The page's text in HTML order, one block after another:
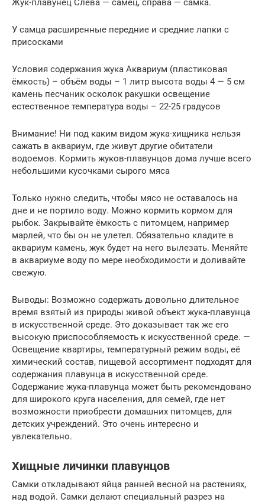
Жук-плавунец Слева — самец, справа — самка.
У самца расширенные передние и средние лапки с
присосками
Условия содержания жука Аквариум (пластиковая
ёмкость) – объём воды – 1 литр высота воды 4 — 5 см
камень песчаник осколок ракушки освещение
естественное температура воды – 22-25 градусов
Внимание! Ни под каким видом жука-хищника нельзя
сажать в аквариум, где живут другие обитатели
водоемов. Кормить жуков-плавунцов дома лучше всего
небольшими кусочками сырого мяса
Только нужно следить, чтобы мясо не оставалось на
дне и не портило воду. Можно кормить кормом для
рыбок. Закрывайте ёмкость с питомцем, например
марлей, что бы он не улетел. Обязательно кладите в
аквариум камень, жук будет на него вылезать. Меняйте
в аквариуме воду по мере необходимости и доливайте
свежую.
Выводы: Возможно содержать довольно длительное
время взятый из природы живой объект жука-плавунца
в искусственной среде. Это доказывает так же его
высокую приспособляемость к искусственной среде. —
Освещение квартиры, температурный режим воды, её
химический состав, пищевой ассортимент подходят для
содержания плавунца в искусственной среде.
Содержание жука-плавунца может быть рекомендовано
для широкого круга населения, для семей, где нет
возможности приобрести домашних питомцев, для
детских учреждений. Это очень интересно и
увлекательно.
Хищные личинки плавунцов
Самки откладывают яйца ранней весной на растениях,
над водой. Самки делают специальный разрез на